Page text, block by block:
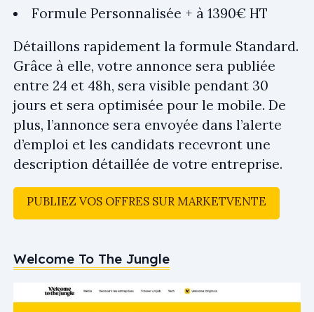
Formule Personnalisée + à 1390€ HT
Détaillons rapidement la formule Standard.
Grâce à elle, votre annonce sera publiée
entre 24 et 48h, sera visible pendant 30
jours et sera optimisée pour le mobile. De
plus, l’annonce sera envoyée dans l’alerte
d’emploi et les candidats recevront une
description détaillée de votre entreprise.
PUBLIEZ VOS OFFRES SUR MARKETVENTE
Welcome To The Jungle